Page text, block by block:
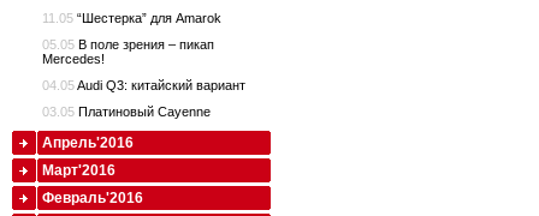
11.05 “Шестерка” для Amarok
05.05 В поле зрения – пикап
Mercedes!
04.05Audi Q3: китайский вариант
03.05 Платиновый Cayenne
Апрель'2016
Март'2016
Февраль'2016